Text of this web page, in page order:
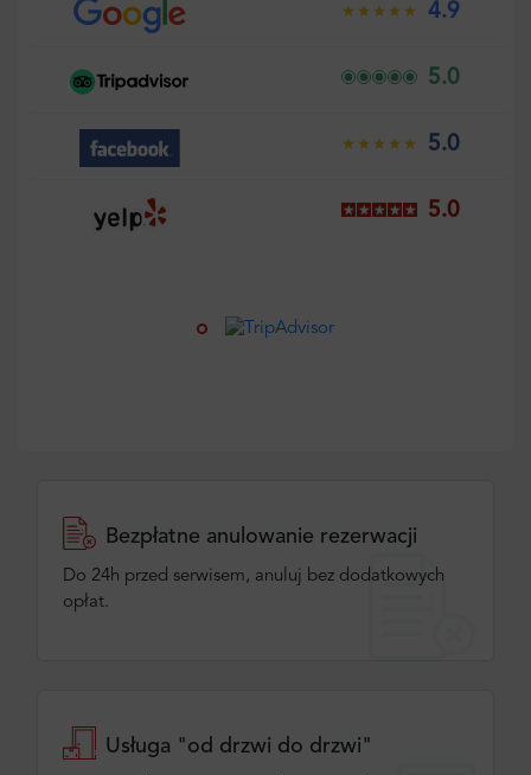
4.9
5.0
5.0
5.0
Bezpłatne anulowanie rezerwacji
Do 24h przed serwisem, anuluj bez dodatkowych
opłat.
Usługa "od drzwi do drzwi"